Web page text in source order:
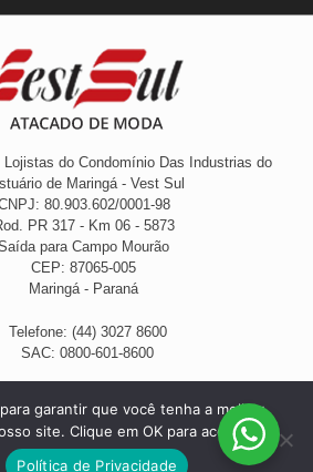
do Condomínio Das Industrias do
de Maringá - Vest Sul
80.903.602/0001-98
PR 317 - Km 06 - 5873
para Campo Mourão
CEP: 87065-005
Maringá - Paraná
Telefone: (44) 3027 8600
SAC: 0800-601-8600
by YoungStudio
garantir que você tenha a melhor
site. Clique em OK para aceitar.
Política de Privacidade